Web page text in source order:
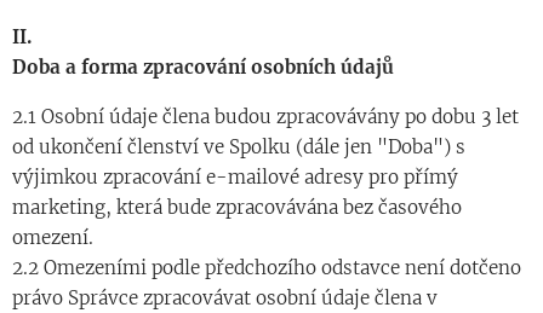
II.
Doba a forma zpracování osobních údajů
2.1 Osobní údaje člena budou zpracovávány po dobu 3 let
od ukončení členství ve Spolku (dále jen "Doba") s
výjimkou zpracování e-mailové adresy pro přímý
marketing, která bude zpracovávána bez časového
omezení.
2.2 Omezeními podle předchozího odstavce není dotčeno
právo Správce zpracovávat osobní údaje člena v